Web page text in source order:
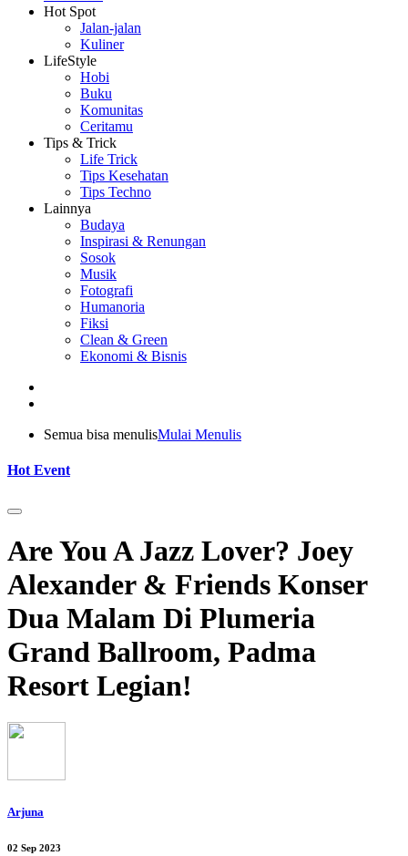
Hot Spot
Jalan-jalan
Kuliner
LifeStyle
Hobi
Buku
Komunitas
Ceritamu
Tips & Trick
Life Trick
Tips Kesehatan
Tips Techno
Lainnya
Budaya
Inspirasi & Renungan
Sosok
Musik
Fotografi
Humanoria
Fiksi
Clean & Green
Ekonomi & Bisnis
Semua bisa menulisMulai Menulis
Hot Event
Are You A Jazz Lover? Joey
Alexander & Friends Konser
Dua Malam Di Plumeria
Grand Ballroom, Padma
Resort Legian!
Arjuna
02 Sep 2023